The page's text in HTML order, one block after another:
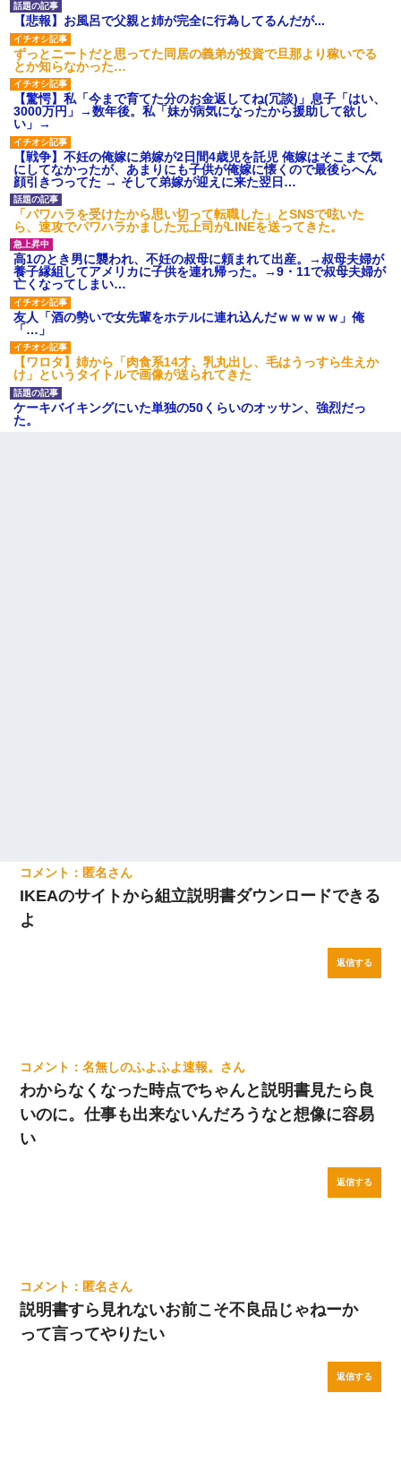
童貞俺、宅飲みした女友達2人を家に泊めた結果ｗｗｗｗｗｗ
彼女(37)の情欲がえげつない件ｗｗｗｗｗｗｗ
旦那が長男のDNA鑑定をしたら血縁関係0%だった。旦那「やっぱ
りウワキしてたんだな…」長男「俺は誰の子供なの？」長女・次
男「ウワキ女！」
スマホを与えられて、中学卒業する頃にはすっかり女叩きに洗脳
された弟が、大学進学のために一人暮らししたいと言い出した。
３２歳俺「ずっと好きでした！！付き合って下さい！」 ２５歳
彼女「うん！！絶対幸せになろうね！！！！」 → ７年後ｗｗ
ｗｗｗ
上司「何なの、この書類！！」私「あの‥」上司「今は私が話し
てるの！」私「ですから」上司「黙って聞きなさい！」私「それ
は」上司「言い訳しない！」→結果ｗｗｗｗｗ
ＤＮＡ検査『血縁関係０％』旦那「やっぱり托卵だったんだ…」
嫁「本当に身に覚えがない」「なにかの間違いだ！取り違え
だ！」→ 嫁「あっ」
【悲報】お風呂で父親と姉が完全に行為してるんだが...
ずっとニートだと思ってた同居の義弟が投資で旦那より稼いでる
とか知らなかった…
【驚愕】私「今まで育てた分のお金返してね(冗談)」息子「はい、
3000万円」→数年後。私「妹が病気になったから援助して欲し
い」→
【戦争】不妊の俺嫁に弟嫁が2日間4歳児を託児 俺嫁はそこまで気
にしてなかったが、あまりにも子供が俺嫁に懐くので最後らへん
顔引きつってた → そして弟嫁が迎えに来た翌日…
「パワハラを受けたから思い切って転職した」とSNSで呟いた
ら、速攻でパワハラかました元上司がLINEを送ってきた。
高1のとき男に襲われ、不妊の叔母に頼まれて出産。→叔母夫婦が
養子縁組してアメリカに子供を連れ帰った。→9・11で叔母夫婦が
亡くなってしまい…
友人「酒の勢いで女先輩をホテルに連れ込んだｗｗｗｗｗ」俺
「…」
【ワロタ】姉から「肉食系14才、乳丸出し、毛はうっすら生えか
け」というタイトルで画像が送られてきた
ケーキバイキングにいた単独の50くらいのオッサン、強烈だっ
た。
匿名
IKEAのサイトから組立説明書ダウンロードできる
よ
返信する
名無しのふよふよ速報。
わからなくなった時点でちゃんと説明書見たら良
いのに。仕事も出来ないんだろうなと想像に容易
い
返信する
匿名
説明書すら見れないお前こそ不良品じゃねーか
って言ってやりたい
返信する